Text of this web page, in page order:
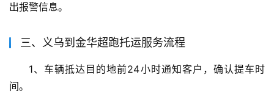
出报警信息。
三、义乌到金华超跑托运服务流程
1、车辆抵达目的地前24小时通知客户，确认提车时
间。